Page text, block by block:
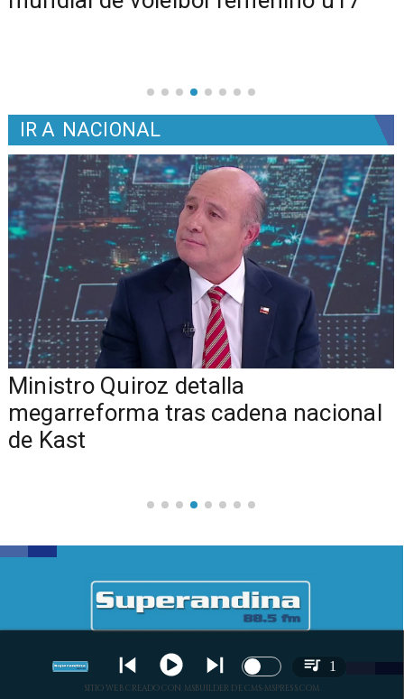
IR A NACIONAL
Ministro Quiroz detalla
megarreforma tras cadena nacional
de Kast
SITIO WEB CREADO CON MSBUILDER DE CMS-MSPRESS.COM
1